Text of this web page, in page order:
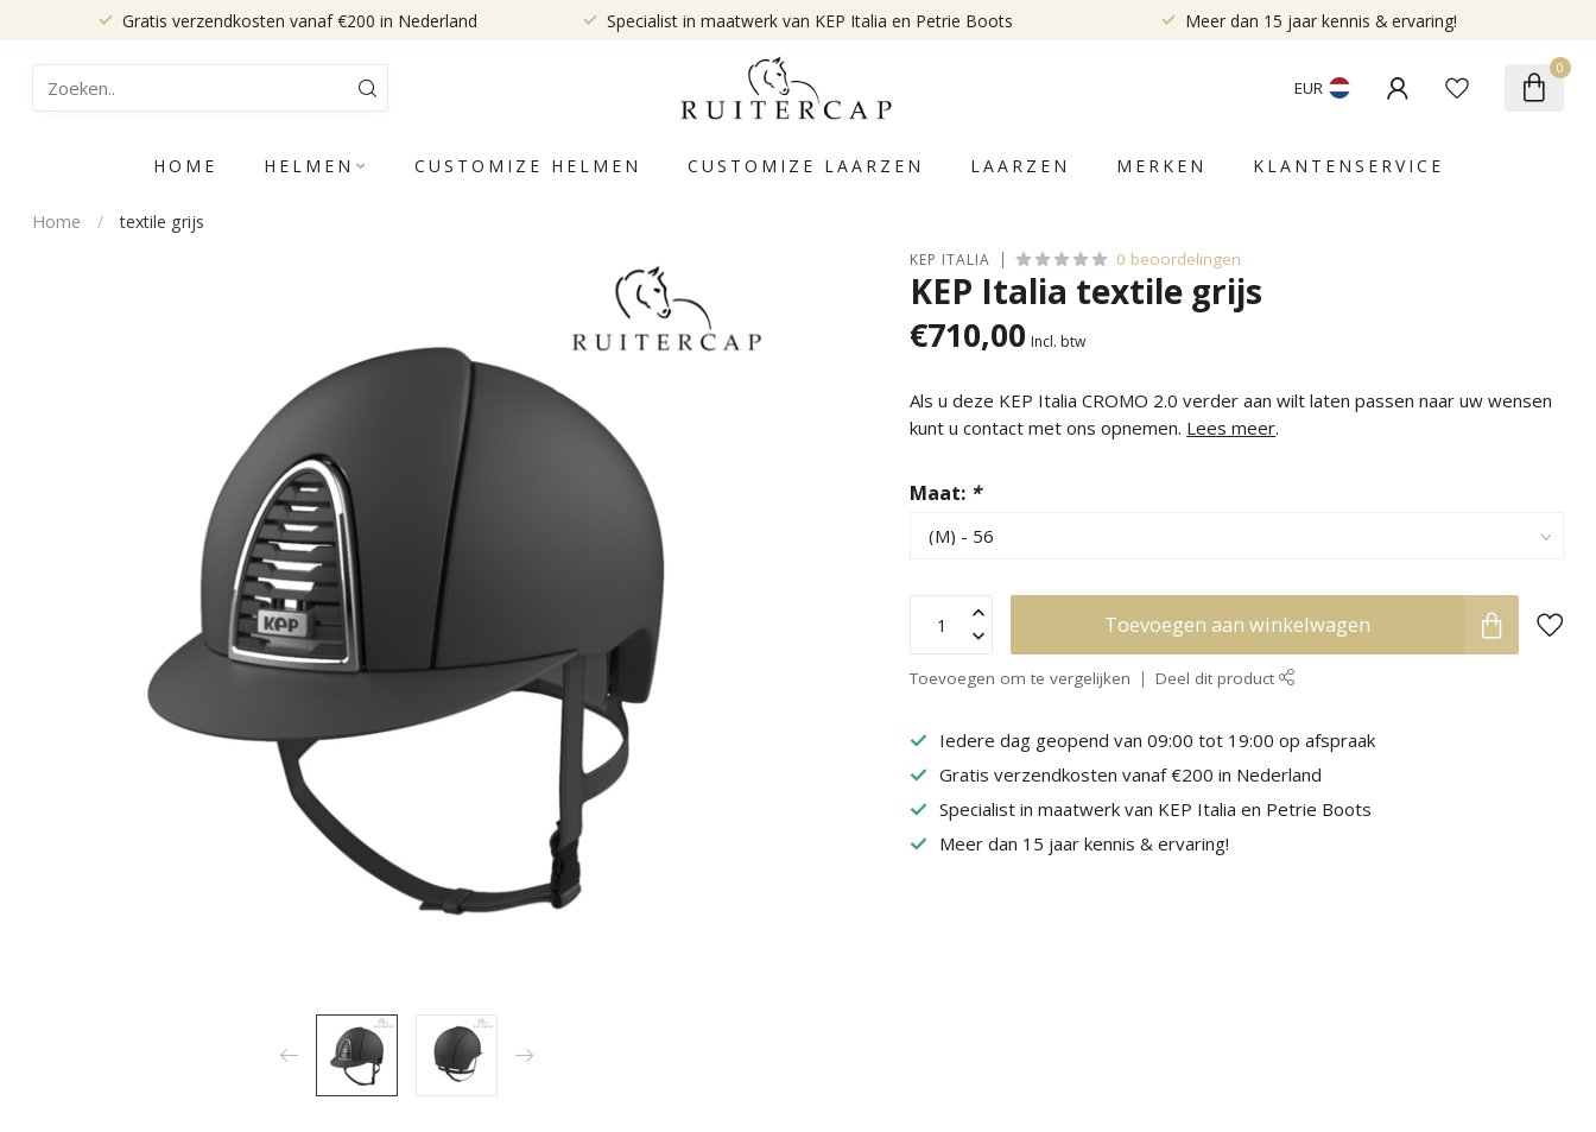
Gratis verzendkosten vanaf €200 in Nederland Specialist in maatwerk van KEP Italia en Petrie Boots Meer dan 15 jaar kennis & ervaring!
EUR
0
HOME HELMEN CUSTOMIZE HELMEN CUSTOMIZE LAARZEN LAARZEN MERKEN KLANTENSERVICE
Home / textile grijs
KEP ITALIA 0 beoordelingen
KEP Italia textile grijs
€710,00 Incl. btw
Als u deze KEP Italia CROMO 2.0 verder aan wilt laten passen naar uw wensen
kunt u contact met ons opnemen. Lees meer.
Maat: *
Toevoegen aan winkelwagen
Toevoegen om te vergelijken Deel dit product
Iedere dag geopend van 09:00 tot 19:00 op afspraak
Gratis verzendkosten vanaf €200 in Nederland
Specialist in maatwerk van KEP Italia en Petrie Boots
Meer dan 15 jaar kennis & ervaring!